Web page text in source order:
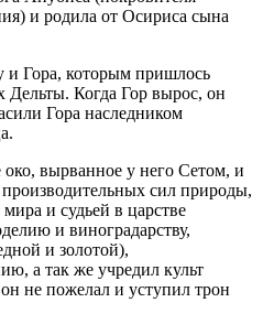
и родила от Осириса сына
и Гора, которым пришлось
Дельты. Когда Гор вырос, он
Гора наследником
око, вырванное у него Сетом, и
сил природы,
и судьей в царстве
и виноградарству,
и золотой),
а так же учредил культ
не пожелал и уступил трон